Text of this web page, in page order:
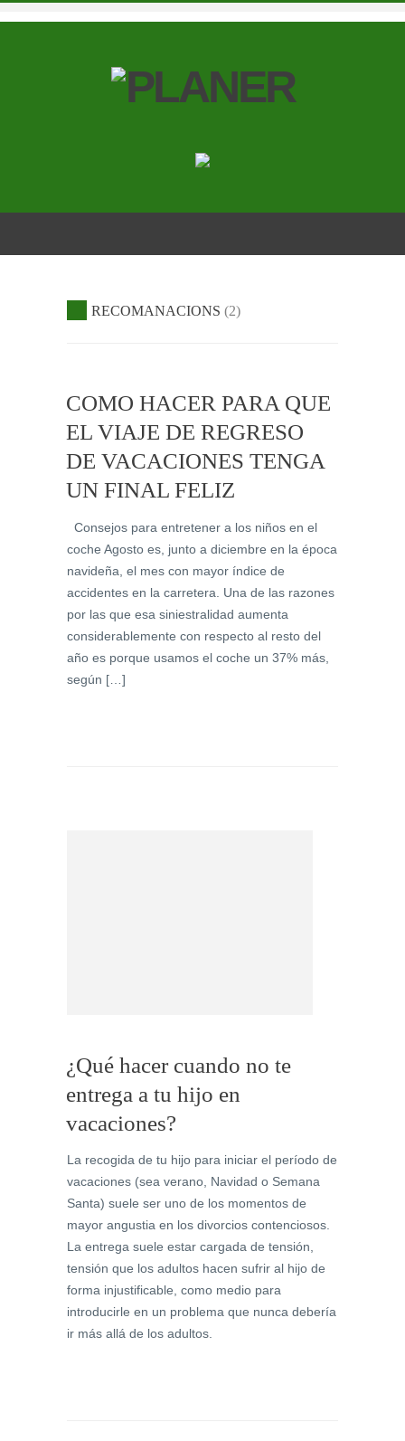
RECOMANACIONS 2
COMO HACER PARA QUE
EL VIAJE DE REGRESO
DE VACACIONES TENGA
UN FINAL FELIZ
Consejos para entretener a los niños en el
coche Agosto es, junto a diciembre en la época
navideña, el mes con mayor índice de
accidentes en la carretera. Una de las razones
por las que esa siniestralidad aumenta
considerablemente con respecto al resto del
año es porque usamos el coche un 37% más,
según […]
¿Qué hacer cuando no te
entrega a tu hijo en
vacaciones?
La recogida de tu hijo para iniciar el período de
vacaciones (sea verano, Navidad o Semana
Santa) suele ser uno de los momentos de
mayor angustia en los divorcios contenciosos.
La entrega suele estar cargada de tensión,
tensión que los adultos hacen sufrir al hijo de
forma injustificable, como medio para
introducirle en un problema que nunca debería
ir más allá de los adultos.